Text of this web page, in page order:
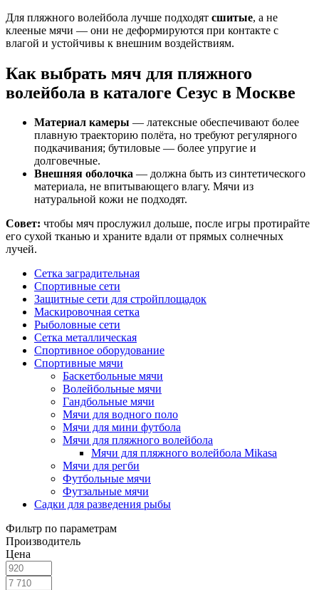
Для пляжного волейбола лучше подходят сшитые, а не
клееные мячи — они не деформируются при контакте с
влагой и устойчивы к внешним воздействиям.
Как выбрать мяч для пляжного
волейбола в каталоге Сезус в Москве
Материал камеры — латексные обеспечивают более
плавную траекторию полёта, но требуют регулярного
подкачивания; бутиловые — более упругие и
долговечные.
Внешняя оболочка — должна быть из синтетического
материала, не впитывающего влагу. Мячи из
натуральной кожи не подходят.
Совет: чтобы мяч прослужил дольше, после игры протирайте
его сухой тканью и храните вдали от прямых солнечных
лучей.
Сетка заградительная
Спортивные сети
Защитные сети для стройплощадок
Маскировочная сетка
Рыболовные сети
Сетка металлическая
Спортивное оборудование
Спортивные мячи
Баскетбольные мячи
Волейбольные мячи
Гандбольные мячи
Мячи для водного поло
Мячи для мини футбола
Мячи для пляжного волейбола
Мячи для пляжного волейбола Mikasa
Мячи для регби
Футбольные мячи
Футзальные мячи
Садки для разведения рыбы
Фильтр по параметрам
Производитель
Цена